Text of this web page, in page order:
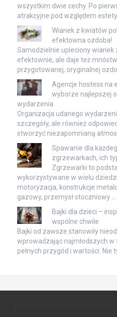
wszystkim dwie cechy. Po
atrakcyjne pod względem
Wianek z kwiatów
efektowna ozdoba!
Samodzielnie upleciony
efektownie, ale daje też
przygotowanej, oryginalnej
Agencje hostess na
wyborze najlepszej
wydarzenia
Organizacja udanego
szczegóły, ale również
stworzyć niezapomnianą
Spawanie dla
zgrzewarkach, ich
Zgrzewarki to
wykorzystywane w wielu
motoryzacja, konstrukcje
gazowy, przemysł stoczniowy …
Bajki dla dzieci –
wspólne chwile
Bajki od zawsze stanowiły
wprowadzając najmłodszych
pełnych przygód i wartości. Nie